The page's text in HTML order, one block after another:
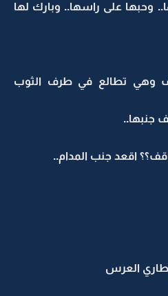
وحبها على راسها.. وبارك لها
وهي تطالع في طرف الثوب
جنبها..
اقعد جنب المدام..
طاري العرس